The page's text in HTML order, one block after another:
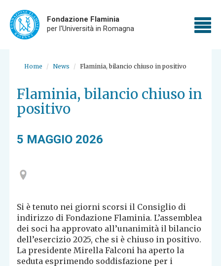
Fondazione Flaminia
per l'Università in Romagna
Home News Flaminia, bilancio chiuso in positivo
Flaminia, bilancio chiuso in
positivo
5 MAGGIO 2026
Si è tenuto nei giorni scorsi il Consiglio di
indirizzo di Fondazione Flaminia. L’assemblea
dei soci ha approvato all’unanimità il bilancio
dell’esercizio 2025, che si è chiuso in positivo.
La presidente Mirella Falconi ha aperto la
seduta esprimendo soddisfazione per i